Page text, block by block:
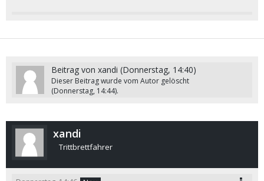
Beitrag von xandi (Donnerstag, 14:40)
Dieser Beitrag wurde vom Autor gelöscht
(Donnerstag, 14:44).
xandi
Trittbrettfahrer